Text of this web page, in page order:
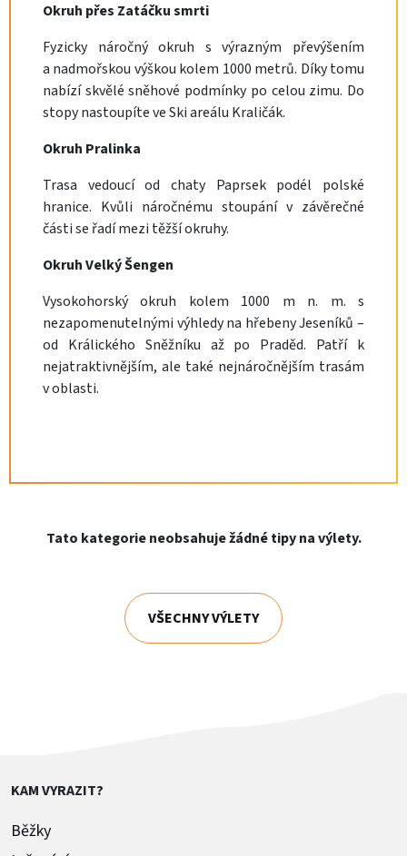
Okruh přes Zatáčku smrti
Fyzicky náročný okruh s výrazným převýšením
a nadmořskou výškou kolem 1000 metrů. Díky tomu
nabízí skvělé sněhové podmínky po celou zimu. Do
stopy nastoupíte ve Ski areálu Kraličák.
Okruh Pralinka
Trasa vedoucí od chaty Paprsek podél polské
hranice. Kvůli náročnému stoupání v závěrečné
části se řadí mezi těžší okruhy.
Okruh Velký Šengen
Vysokohorský okruh kolem 1000 m n. m. s
nezapomenutelnými výhledy na hřebeny Jeseníků –
od Králického Sněžníku až po Praděd. Patří k
nejatraktivnějším, ale také nejnáročnějším trasám
v oblasti.
Tato kategorie neobsahuje žádné tipy na výlety.
VŠECHNY VÝLETY
KAM VYRAZIT?
Běžky